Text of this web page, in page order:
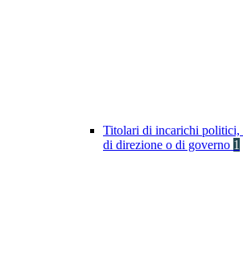
Titolari di incarichi politici,
di direzione o di governo 1